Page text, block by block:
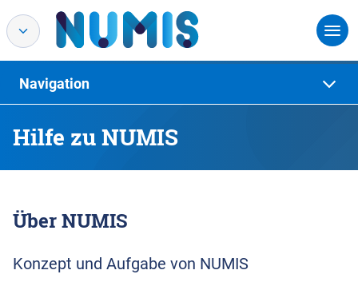
Hilfe zu NUMIS
Navigation
Über NUMIS
Konzept und Aufgabe von NUMIS